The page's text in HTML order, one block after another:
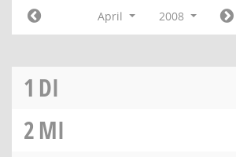
April 2008
1 DI
2MI